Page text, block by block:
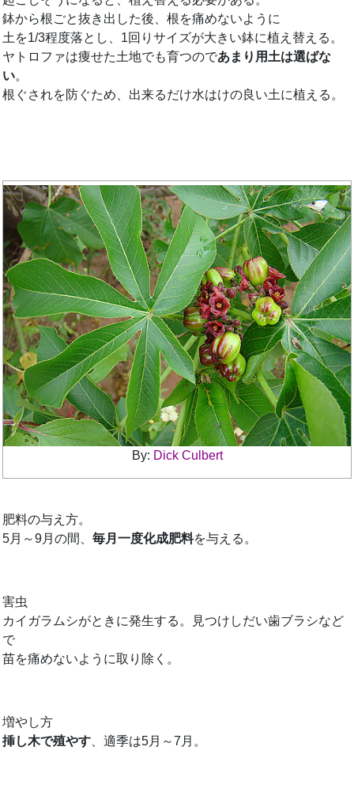
鉢から根ごと抜き出した後、根を痛めないように
土を1/3程度落とし、1回りサイズが大きい鉢に植え替える。
ヤトロファは痩せた土地でも育つのであまり用土は選ばな
い。
根ぐされを防ぐため、出来るだけ水はけの良い土に植える。
By: Dick Culbert
肥料の与え方。
5月～9月の間、 毎月一度化成肥料を与える。
害虫
カイガラムシがときに発生する。見つけしだい歯ブラシなど
で
苗を痛めないように取り除く。
増やし方
挿し木で殖やす 、適季は5月～7月。